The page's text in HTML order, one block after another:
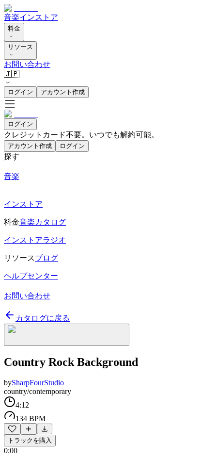
音楽インストア
料金
リソース
お問い合わせ
🇯🇵
ログイン アカウント作成
ログイン
クレジットカード不要。いつでも解約可能。
アカウント作成 ログイン
探す
音楽
インストア
料金音楽カタログ
インストアラジオ
リソースブログ
ヘルプセンター
お問い合わせ
カタログに戻る
Country Rock Background
bySharpFourStudio
country/contemporary
4:12
134 BPM
トラックを購入
0:00